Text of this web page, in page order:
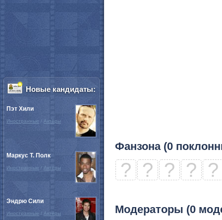
Фанзона (0
? ? ? ? ?
Модераторы (0
Новые кандидаты:
Пэт Хили
Иностранные / Актёры
Маркус Т. Полк
Иностранные / Актёры
Эндрю Сили
Иностранные / Актёры